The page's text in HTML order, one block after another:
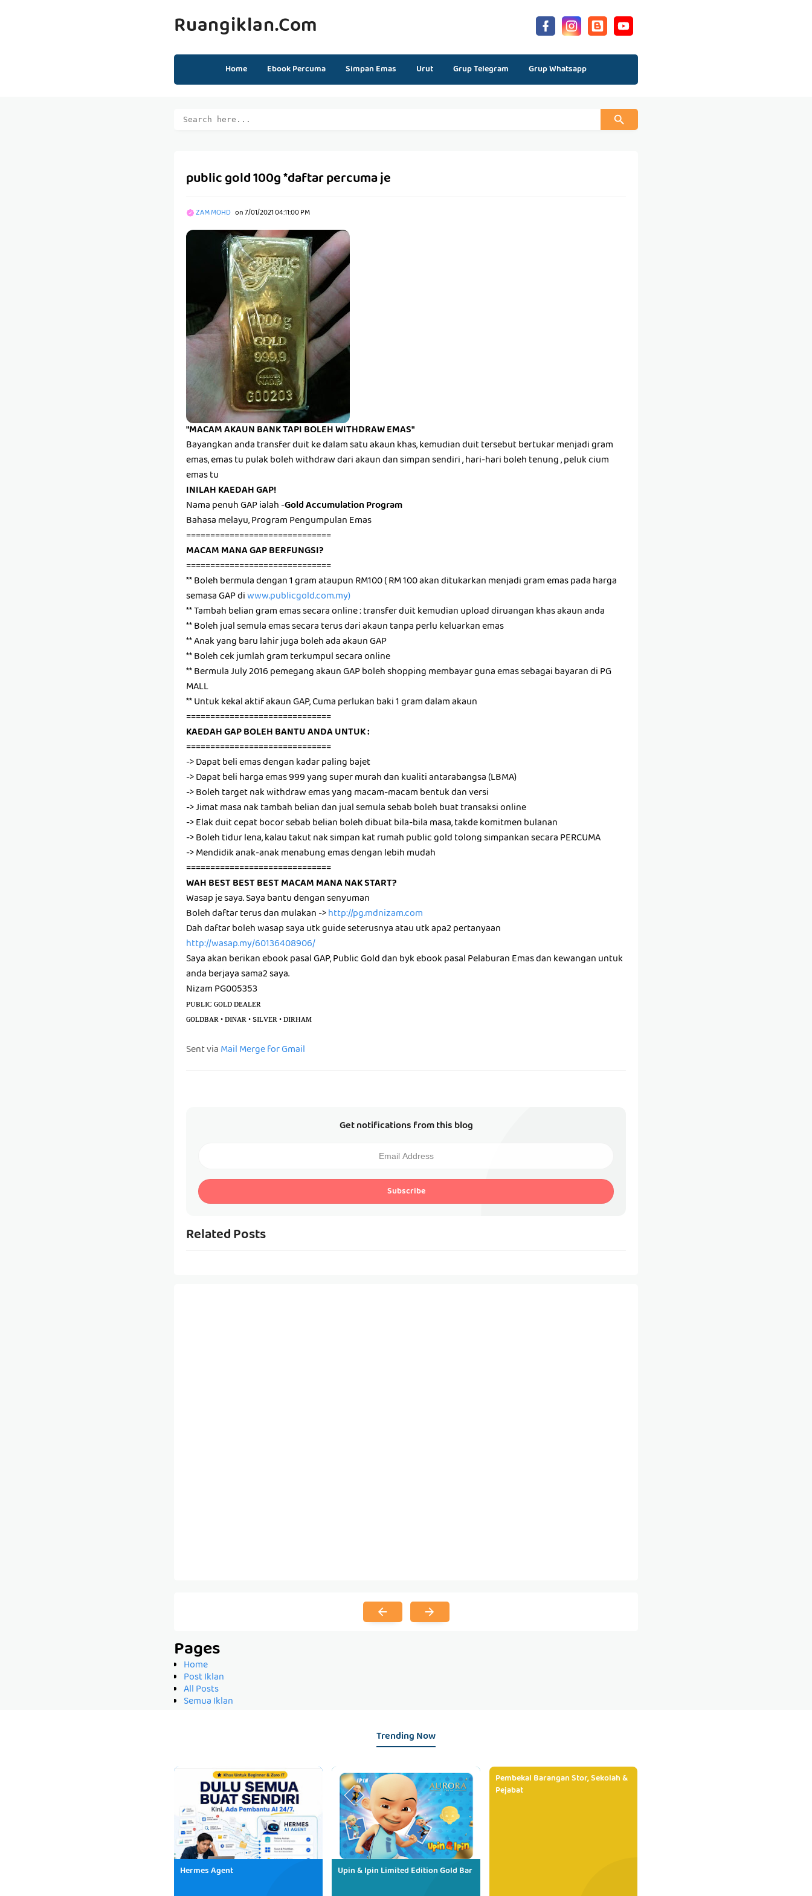
Ruangiklan.com
Home Ebook Percuma Simpan Emas Urut Grup Telegram Grup Whatsapp
public gold 100g *daftar percuma je
ZAM MOHD on7/01/2021 04:11:00 PM
"MACAM AKAUN BANK TAPI BOLEH WITHDRAW EMAS"
Bayangkan anda transfer duit ke dalam satu akaun khas, kemudian duit tersebut bertukar menjadi gram
emas, emas tu pulak boleh withdraw dari akaun dan simpan sendiri , hari-hari boleh tenung , peluk cium
emas tu
INILAH KAEDAH GAP!
Nama penuh GAP ialah -Gold Accumulation Program
Bahasa melayu, Program Pengumpulan Emas
==============================
MACAM MANA GAP BERFUNGSI?
==============================
** Boleh bermula dengan 1 gram ataupun RM100 ( RM 100 akan ditukarkan menjadi gram emas pada harga
semasa GAP diwww.publicgold.com.my)
** Tambah belian gram emas secara online : transfer duit kemudian upload diruangan khas akaun anda
** Boleh jual semula emas secara terus dari akaun tanpa perlu keluarkan emas
** Anak yang baru lahir juga boleh ada akaun GAP
** Boleh cek jumlah gram terkumpul secara online
** Bermula July 2016 pemegang akaun GAP boleh shopping membayar guna emas sebagai bayaran di PG
MALL
** Untuk kekal aktif akaun GAP, Cuma perlukan baki 1 gram dalam akaun
==============================
KAEDAH GAP BOLEH BANTU ANDA UNTUK :
==============================
-> Dapat beli emas dengan kadar paling bajet
-> Dapat beli harga emas 999 yang super murah dan kualiti antarabangsa (LBMA)
-> Boleh target nak withdraw emas yang macam-macam bentuk dan versi
-> Jimat masa nak tambah belian dan jual semula sebab boleh buat transaksi online
-> Elak duit cepat bocor sebab belian boleh dibuat bila-bila masa, takde komitmen bulanan
-> Boleh tidur lena, kalau takut nak simpan kat rumah public gold tolong simpankan secara PERCUMA
-> Mendidik anak-anak menabung emas dengan lebih mudah
==============================
WAH BEST BEST BEST MACAM MANA NAK START?
Wasap je saya. Saya bantu dengan senyuman
Boleh daftar terus dan mulakan ->http://pg.mdnizam.com
Dah daftar boleh wasap saya utk guide seterusnya atau utk apa2 pertanyaan
http://wasap.my/60136408906/
Saya akan berikan ebook pasal GAP, Public Gold dan byk ebook pasal Pelaburan Emas dan kewangan untuk
anda berjaya sama2 saya.
Nizam PG005353
ᴘᴜʙʟɪᴄ ɢᴏʟᴅ ᴅᴇᴀʟᴇʀ
ɢᴏʟᴅʙᴀʀ • ᴅɪɴᴀʀ • sɪʟᴠᴇʀ • ᴅɪʀʜᴀᴍ
Sent viaMail Merge for Gmail
Get notifications from this blog
Subscribe
Related Posts
Pages
Home
Post Iklan
All Posts
Semua Iklan
Trending Now
Hermes Agent Upin & Ipin Limited Edition Gold Bar
Pembekal Barangan Stor, Sekolah &
Pejabat